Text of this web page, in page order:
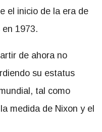
el inicio de la era de
1973.
de ahora no
su estatus
tal como
medida de Nixon y el